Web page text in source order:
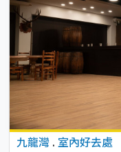
九龍灣 . 室內好去處